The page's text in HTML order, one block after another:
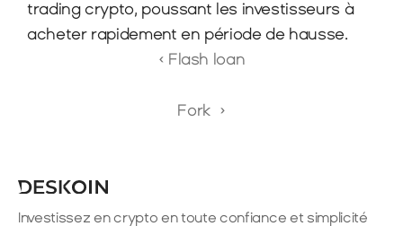
trading crypto, poussant les investisseurs à
acheter rapidement en période de hausse.
‹ Flash loan
Fork  ›
Investissez en crypto en toute confiance et simplicité